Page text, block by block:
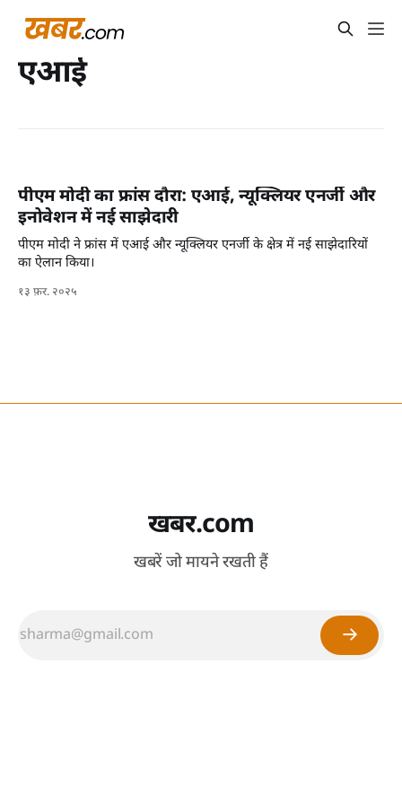
एआई
पीएम मोदी का फ्रांस दौरा: एआई, न्यूक्लियर एनर्जी और
इनोवेशन में नई साझेदारी
पीएम मोदी ने फ्रांस में एआई और न्यूक्लियर एनर्जी के क्षेत्र में नई साझेदारियों
का ऐलान किया।
१३ फ़र. २०२५
खबर.com
खबरें जो मायने रखती हैं